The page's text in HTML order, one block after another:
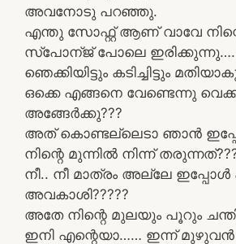
അവനോടു പറഞ്ഞു.
എന്തു സോഫ്റ്റ്‌ ആണ് വാവേ
സ്പോന്ജ് പോലെ ഇരിക്കുന്നു….
ഞെക്കിയിട്ടും കടിച്ചിട്ടും
ഒക്കെ എങ്ങനെ വേണ്ടെന്നു
അങ്ങേർക്കു???
അത് കൊണ്ടല്ലെടാ ഞാൻ
നിന്റെ മുന്നിൽ നിന്ന്
നീ.. നീ മാത്രം അല്ലേ ഇപ്പോൾ
അവകാശി?????
അതേ നിന്റെ മുലയും പൂറും
ഇനി എന്റെയാ…… ഇന്ന് മുഴുവൻ